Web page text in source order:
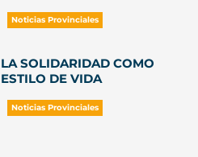
Noticias Provinciales
LA SOLIDARIDAD COMO
ESTILO DE VIDA
Noticias Provinciales